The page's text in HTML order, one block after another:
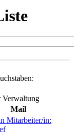
Verwaltung
Mail